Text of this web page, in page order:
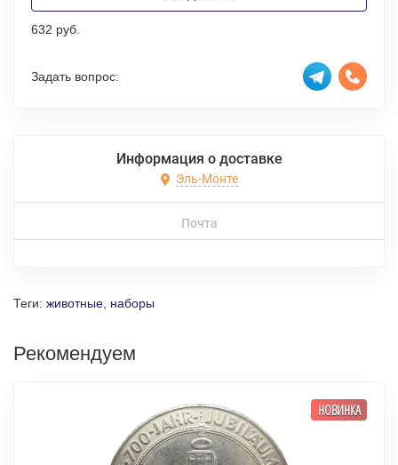
632 руб.
Задать вопрос:
Информация о доставке
Эль-Монте
Почта
Теги: животные наборы
Рекомендуем
НОВИНКА